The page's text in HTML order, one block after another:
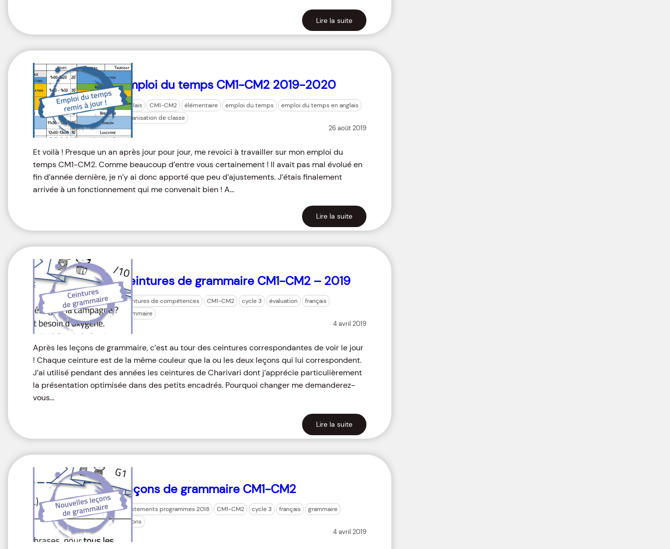
Lire la suite
Emploi du temps CM1-CM2 2019-2020
anglais CM1-CM2 élémentaire emploi du temps
emploi du temps en anglais
organisation de classe
26 août 2019
Et voilà ! Presque un an après jour pour jour, me revoici à travailler sur mon emploi du
temps CM1-CM2. Comme beaucoup d’entre vous certainement ! Il avait pas mal évolué en
fin d’année dernière, je n’y ai donc apporté que peu d’ajustements. J’étais finalement
arrivée à un fonctionnement qui me convenait bien ! A…
Lire la suite
Ceintures de grammaire CM1-CM2 – 2019
ceintures de compétences CM1-CM2 cycle 3 évaluation
français
grammaire
4 avril 2019
Après les leçons de grammaire, c’est au tour des ceintures correspondantes de voir le jour
! Chaque ceinture est de la même couleur que la ou les deux leçons qui lui correspondent.
J’ai utilisé pendant des années les ceintures de Charivari dont j’apprécie particulièrement
la présentation optimisée dans des petits encadrés. Pourquoi changer me demanderez-
vous…
Lire la suite
Leçons de grammaire CM1-CM2
ajustements programmes 2018 CM1-CM2 cycle 3 français
grammaire
leçons
4 avril 2019